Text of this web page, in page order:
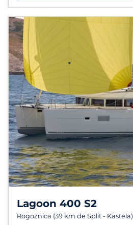
Lagoon 400 S2
Rogoznica (39 km de Split - Kastela)